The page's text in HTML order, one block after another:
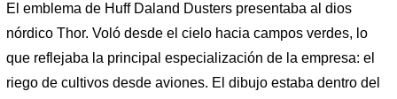
El emblema de Huff Daland Dusters presentaba al dios
nórdico Thor. Voló desde el cielo hacia campos verdes, lo
que reflejaba la principal especialización de la empresa: el
riego de cultivos desde aviones. El dibujo estaba dentro del